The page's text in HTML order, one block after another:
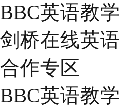
BBC英语教学
剑桥在线英语
合作专区
BBC英语教学